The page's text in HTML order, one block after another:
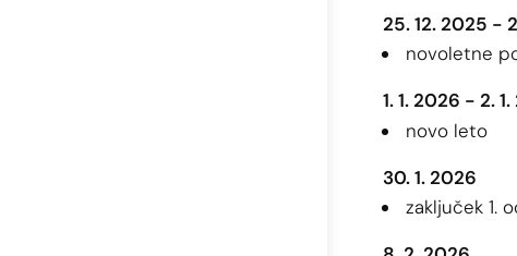
25. 12. 2025 -
novoletne
1. 1. 2026 - 2.
novo leto
30. 1. 2026
zaključek 1.